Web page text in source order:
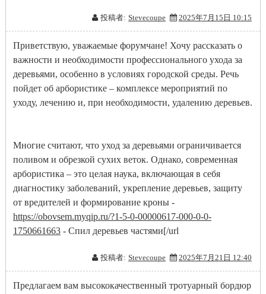
投稿者: Stevecoupe 2025年7月15日 10:15
Приветствую, уважаемые форумчане! Хочу рассказать о
важности и необходимости профессионального ухода за
деревьями, особенно в условиях городской среды. Речь
пойдет об арбористике – комплексе мероприятий по
уходу, лечению и, при необходимости, удалению деревьев.
Многие считают, что уход за деревьями ограничивается
поливом и обрезкой сухих веток. Однако, современная
арбористика – это целая наука, включающая в себя
диагностику заболеваний, укрепление деревьев, защиту
от вредителей и формирование кроны -
https://obovsem.myqip.ru/?1-5-0-00000617-000-0-0-
1750661663- Спил деревьев частями[/url
投稿者: Stevecoupe 2025年7月21日 12:40
Предлагаем вам высококачественный тротуарный бордюр